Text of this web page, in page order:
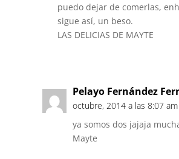
puedo dejar de comerlas,
sigue así, un beso.
LAS DELICIAS DE MAYTE
Pelayo Fernández
octubre, 2014 a las 8:07 am
ya somos dos jajaja
Mayte